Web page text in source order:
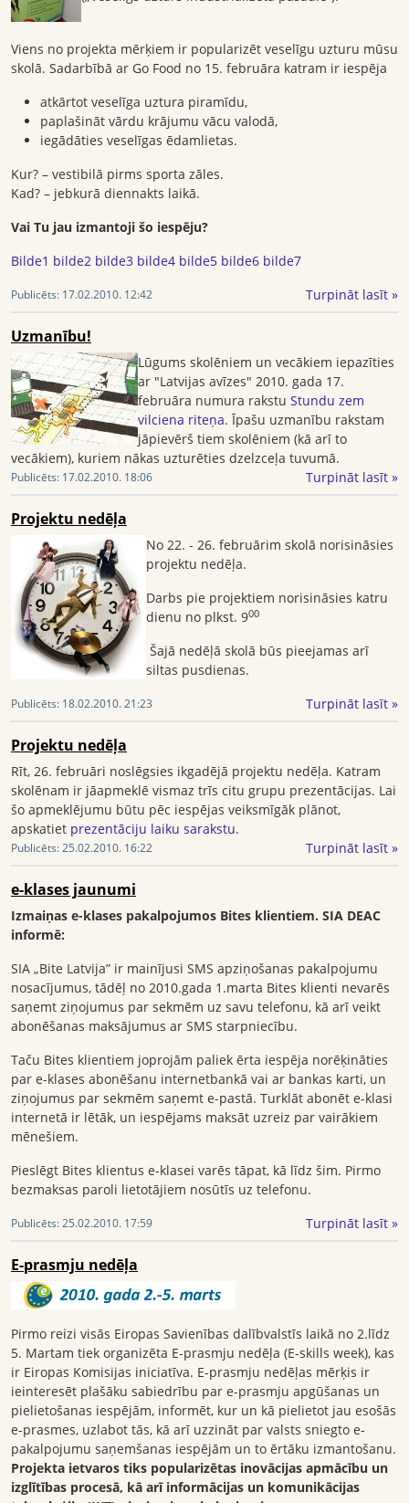
Viens no projekta mērķiem ir popularizēt veselīgu uzturu mūsu
skolā. Sadarbībā ar Go Food no 15. februāra katram ir iespēja
atkārtot veselīga uztura piramīdu,
paplašināt vārdu krājumu vācu valodā,
iegādāties veselīgas ēdamlietas.
Kur? – vestibilā pirms sporta zāles.
Kad? – jebkurā diennakts laikā.
Vai Tu jau izmantoji šo iespēju?
Bilde1 bilde2 bilde3 bilde4 bilde5 bilde6 bilde7
Publicēts: 17.02.2010. 12:42 Turpināt lasīt »
Uzmanību!
Lūgums skolēniem un vecākiem iepazīties
ar "Latvijas avīzes" 2010. gada 17.
februāra numura rakstu Stundu zem
vilciena riteņa. Īpašu uzmanību rakstam
jāpievērš tiem skolēniem (kā arī to
vecākiem), kuriem nākas uzturēties dzelzceļa tuvumā.
Publicēts: 17.02.2010. 18:06 Turpināt lasīt »
Projektu nedēļa
No 22. - 26. februārim skolā norisināsies
projektu nedēļa.
Darbs pie projektiem norisināsies katru
dienu no plkst. 900
Šajā nedēļā skolā būs pieejamas arī
siltas pusdienas.
Publicēts: 18.02.2010. 21:23 Turpināt lasīt »
Projektu nedēļa
Rīt, 26. februāri noslēgsies ikgadējā projektu nedēļa. Katram
skolēnam ir jāapmeklē vismaz trīs citu grupu prezentācijas. Lai
šo apmeklējumu būtu pēc iespējas veiksmīgāk plānot,
apskatiet prezentāciju laiku sarakstu.
Publicēts:25.02.2010. 16:22 Turpināt lasīt »
e-klases jaunumi
Izmaiņas e-klases pakalpojumos Bites klientiem. SIA DEAC
informē:
SIA „Bite Latvija” ir mainījusi SMS apziņošanas pakalpojumu
nosacījumus, tādēļ no 2010.gada 1.marta Bites klienti nevarēs
saņemt ziņojumus par sekmēm uz savu telefonu, kā arī veikt
abonēšanas maksājumus ar SMS starpniecību.
Taču Bites klientiem joprojām paliek ērta iespēja norēķināties
par e-klases abonēšanu internetbankā vai ar bankas karti, un
ziņojumus par sekmēm saņemt e-pastā. Turklāt abonēt e-klasi
internetā ir lētāk, un iespējams maksāt uzreiz par vairākiem
mēnešiem.
Pieslēgt Bites klientus e-klasei varēs tāpat, kā līdz šim. Pirmo
bezmaksas paroli lietotājiem nosūtīs uz telefonu.
Publicēts:25.02.2010. 17:59 Turpināt lasīt »
E-prasmju nedēļa
Pirmo reizi visās Eiropas Savienības dalībvalstīs laikā no 2.līdz
5. Martam tiek organizēta E-prasmju nedēļa (E-skills week), kas
ir Eiropas Komisijas iniciatīva. E-prasmju nedēļas mērķis ir
ieinteresēt plašāku sabiedrību par e-prasmju apgūšanas un
pielietošanas iespējām, informēt, kur un kā pielietot jau esošās
e-prasmes, uzlabot tās, kā arī uzzināt par valsts sniegto e-
pakalpojumu saņemšanas iespējām un to ērtāku izmantošanu.
Projekta ietvaros tiks popularizētas inovācijas apmācību un
izglītības procesā, kā arī informācijas un komunikācijas